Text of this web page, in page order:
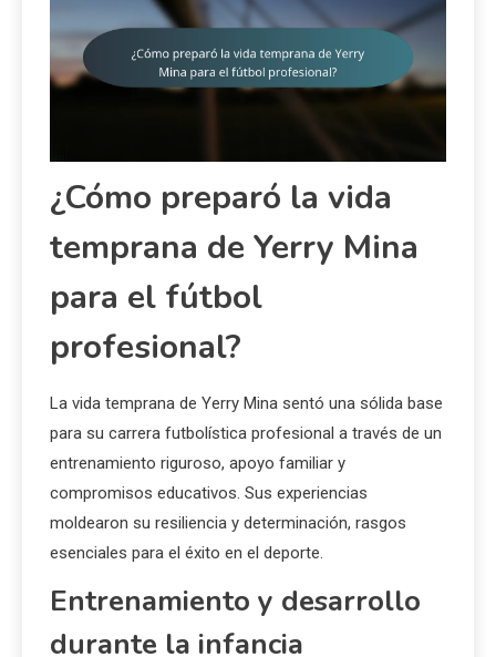
¿Cómo preparó la vida
temprana de Yerry Mina
para el fútbol
profesional?
La vida temprana de Yerry Mina sentó una sólida base
para su carrera futbolística profesional a través de un
entrenamiento riguroso, apoyo familiar y
compromisos educativos. Sus experiencias
moldearon su resiliencia y determinación, rasgos
esenciales para el éxito en el deporte.
Entrenamiento y desarrollo
durante la infancia